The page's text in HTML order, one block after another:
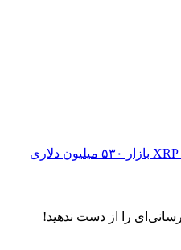
رأی‌گیری حریم خصوصی دفترکل XRP بازار ۵۳۰ میلیون دلاری
را از دست ندهید!